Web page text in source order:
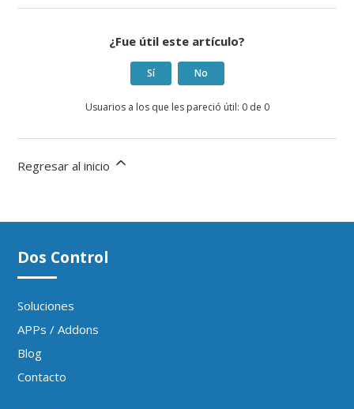
¿Fue útil este artículo?
Sí No
Usuarios a los que les pareció útil: 0 de 0
Regresar al inicio
Dos Control
Soluciones
APPs / Addons
Blog
Contacto